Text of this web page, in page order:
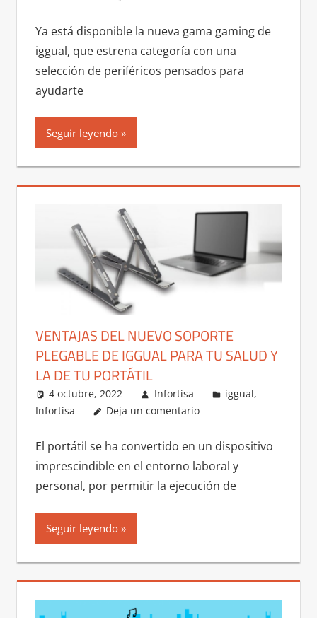
Ya está disponible la nueva gama gaming de
iggual, que estrena categoría con una
selección de periféricos pensados para
ayudarte
Seguir leyendo
VENTAJAS DEL NUEVO SOPORTE
PLEGABLE DE IGGUAL PARA TU SALUD Y
LA DE TU PORTÁTIL
4 octubre, 2022 Infortisa iggual,
Infortisa
Deja un comentario
El portátil se ha convertido en un dispositivo
imprescindible en el entorno laboral y
personal, por permitir la ejecución de
Seguir leyendo